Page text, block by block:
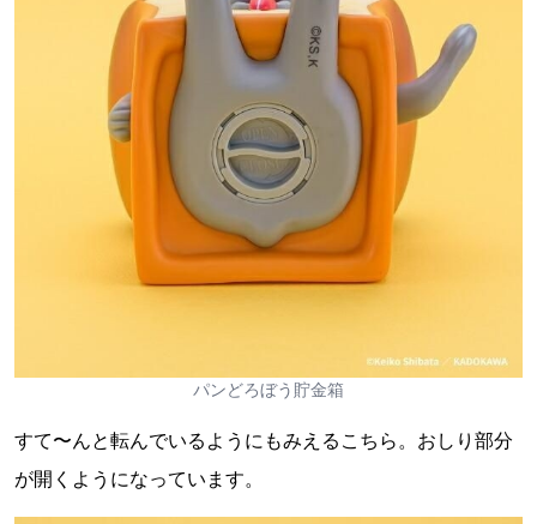
パンどろぼう貯金箱
すて〜んと転んでいるようにもみえるこちら。おしり部分
が開くようになっています。